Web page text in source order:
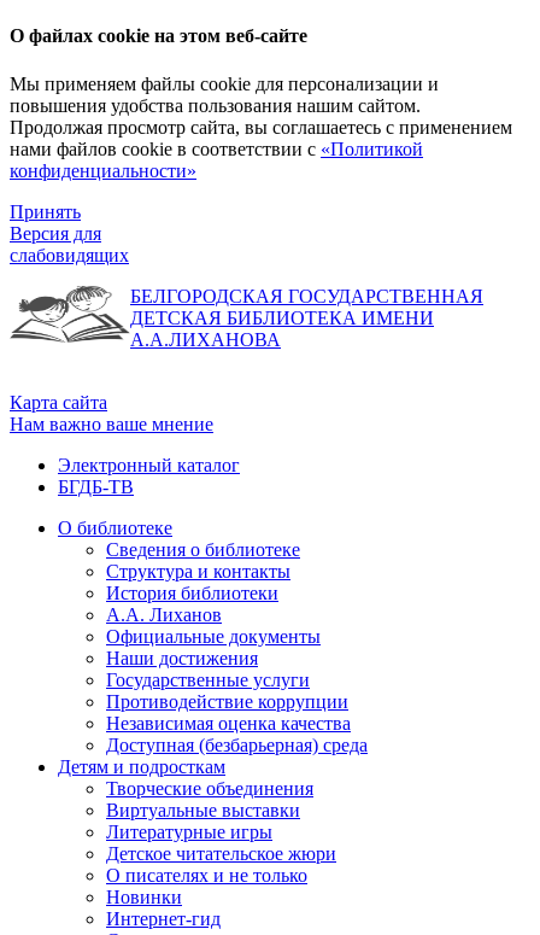
О файлах cookie на этом веб-сайте
Мы применяем файлы cookie для персонализации и
повышения удобства пользования нашим сайтом.
Продолжая просмотр сайта, вы соглашаетесь с применением
нами файлов cookie в соответствии с «Политикой
конфиденциальности»
Принять
Версия для
слабовидящих
БЕЛГОРОДСКАЯ ГОСУДАРСТВЕННАЯ
ДЕТСКАЯ БИБЛИОТЕКА ИМЕНИ
А.А.ЛИХАНОВА
Карта сайта
Нам важно ваше мнение
Электронный каталог
БГДБ-ТВ
О библиотеке
Сведения о библиотеке
Структура и контакты
История библиотеки
А.А. Лиханов
Официальные документы
Наши достижения
Государственные услуги
Противодействие коррупции
Независимая оценка качества
Доступная (безбарьерная) среда
Детям и подросткам
Творческие объединения
Виртуальные выставки
Литературные игры
Детское читательское жюри
О писателях и не только
Новинки
Интернет-гид